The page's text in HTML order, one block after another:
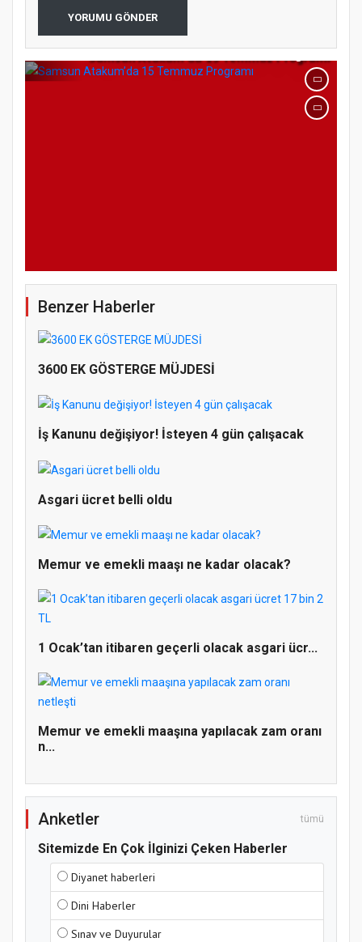
YORUMU GÖNDER
Doğanyol'da Temel Dini Bilgiler Sınavı
Benzer Haberler
3600 EK GÖSTERGE MÜJDESİ
İş Kanunu değişiyor! İsteyen 4 gün çalışacak
Asgari ücret belli oldu
Memur ve emekli maaşı ne kadar olacak?
1 Ocak’tan itibaren geçerli olacak asgari ücr...
Memur ve emekli maaşına yapılacak zam oranı
n...
Anketler tümü
Sitemizde En Çok İlginizi Çeken Haberler
Diyanet haberleri
Dini Haberler
Sınav ve Duyurular